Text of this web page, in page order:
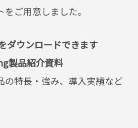
ご用意しました。
ダウンロードできます
製品紹介資料
特長・強み、導入実績など